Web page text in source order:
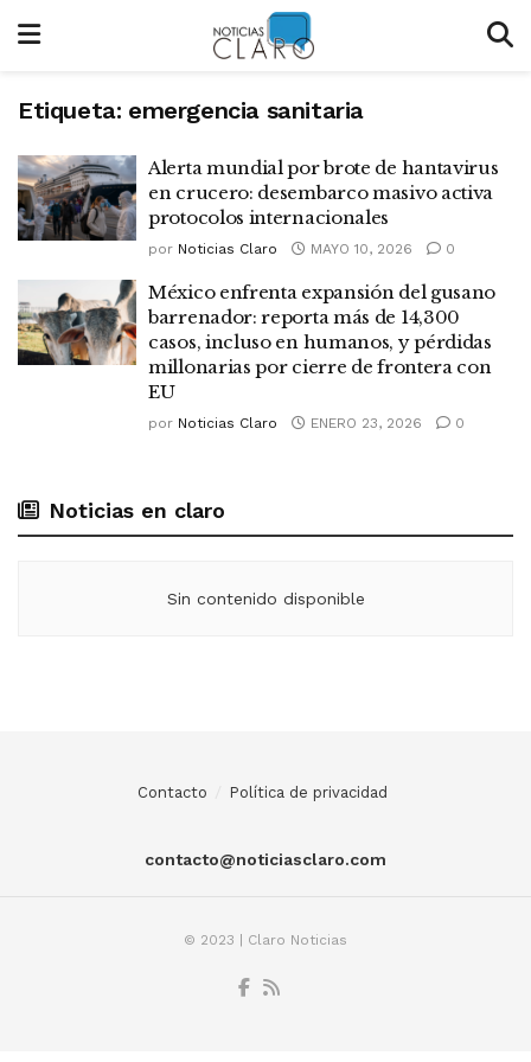
Etiqueta: emergencia sanitaria
Alerta mundial por brote de hantavirus
en crucero: desembarco masivo activa
protocolos internacionales
por Noticias Claro MAYO 10, 2026 0
México enfrenta expansión del gusano
barrenador: reporta más de 14,300
casos, incluso en humanos, y pérdidas
millonarias por cierre de frontera con
EU
por Noticias Claro ENERO 23, 2026 0
Noticias en claro
Sin contenido disponible
Contacto Política de privacidad
contacto@noticiasclaro.com
© 2023 | Claro Noticias